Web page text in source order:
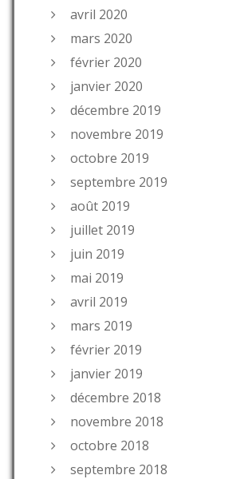
avril 2020
mars 2020
février 2020
janvier 2020
décembre 2019
novembre 2019
octobre 2019
septembre 2019
août 2019
juillet 2019
juin 2019
mai 2019
avril 2019
mars 2019
février 2019
janvier 2019
décembre 2018
novembre 2018
octobre 2018
septembre 2018